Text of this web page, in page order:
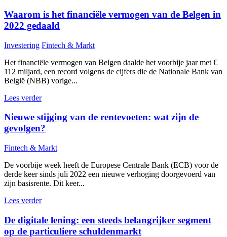
Waarom is het financiële vermogen van de Belgen in
2022 gedaald
Investering Fintech & Markt
Het financiële vermogen van Belgen daalde het voorbije jaar met €
112 miljard, een record volgens de cijfers die de Nationale Bank van
België (NBB) vorige...
Lees verder
Nieuwe stijging van de rentevoeten: wat zijn de
gevolgen?
Fintech & Markt
De voorbije week heeft de Europese Centrale Bank (ECB) voor de
derde keer sinds juli 2022 een nieuwe verhoging doorgevoerd van
zijn basisrente. Dit keer...
Lees verder
De digitale lening: een steeds belangrijker segment
op de particuliere schuldenmarkt